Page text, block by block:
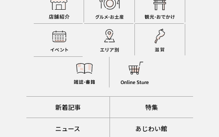
新着記事 特集
ニュース あじわい館